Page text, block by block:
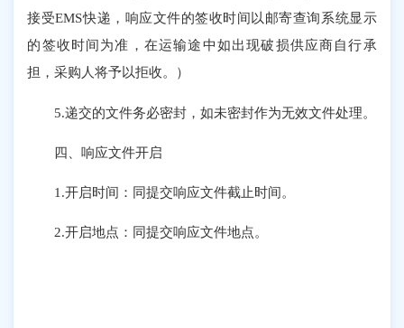
接受EMS快递，响应文件的签收时间以邮寄查询系统显示
的签收时间为准，在运输途中如出现破损供应商自行承
担，采购人将予以拒收。）
5.递交的文件务必密封，如未密封作为无效文件处理。
四、响应文件开启
1.开启时间：同提交响应文件截止时间。
2.开启地点：同提交响应文件地点。